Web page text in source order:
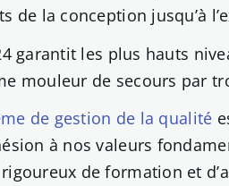
de la conception jusqu’à
garantit les plus hauts
mouleur de secours par
de gestion de la qualité
à nos valeurs
de formation et